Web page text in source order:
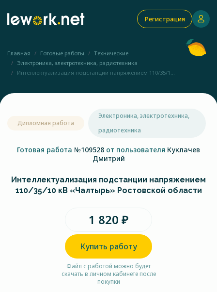
Регистрация
Главная Готовые работы
Технические
Электроника, электротехника, радиотехника
Интеллектуализация подстанции напряжением 110/35/1...
Дипломная работа
Электроника, электротехника,
радиотехника
Готовая работа №109528 от пользователя Куклачев
Дмитрий
Интеллектуализация подстанции напряжением
110/35/10 кВ «Чалтырь» Ростовской области
1 820 ₽
Купить работу
Файл с работой можно будет
скачать в личном кабинете после
покупки